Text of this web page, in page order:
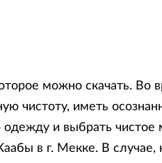
можно скачать. Во
чистоту, иметь
и выбрать чистое
в г. Мекке. В случае,